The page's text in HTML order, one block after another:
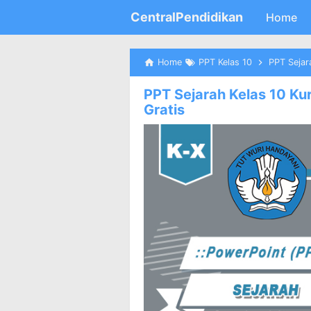
CentralPendidikan Home
Home PPT Kelas 10 PPT
PPT Sejarah Kelas 10
Gratis